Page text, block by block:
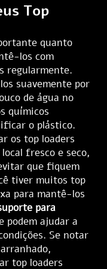
Top
quanto
los com
regularmente.
suavemente por
de água no
químicos
o plástico.
os top loaders
fresco e seco,
que fiquem
tiver muitos top
para mantê-los
para
podem ajudar a
Se notar
top loaders